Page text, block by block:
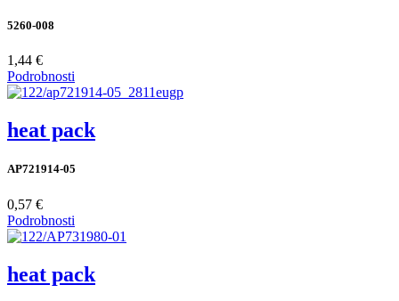
5260-008
1,44 €
Podrobnosti
heat pack
AP721914-05
0,57 €
Podrobnosti
heat pack